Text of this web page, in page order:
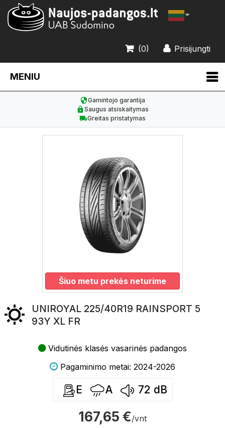
Prisijungti
(0)
MENIU
Gamintojo garantija
Saugus atsiskaitymas
Greitas pristatymas
Šiuo metu prekės neturime
UNIROYAL 225/40R19 RAINSPORT 5
93Y XL FR
Vidutinės klasės vasarinės padangos
Pagaminimo metai: 2024-2026
E A 72 dB
167,65 €/vnt